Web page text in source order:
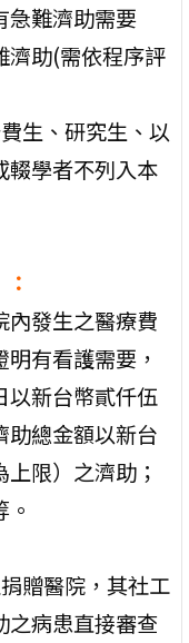
急難濟助需要
濟助(需依程序評
費生、研究生、以
輟學者不列入本
內發生之醫療費
有看護需要，
以新台幣貳仟伍
助總金額以新台
限）之濟助；
贈醫院，其社工
之病患直接審查